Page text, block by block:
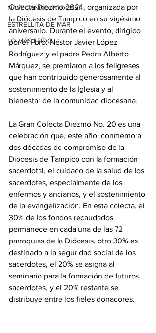
NAVEGANDO PODCAST
ESTRELLITA DE MAR
LO MÁS LEÍDO
Colecta Diezmo 2024, organizada por
la Diócesis de Tampico en su vigésimo
aniversario. Durante el evento, dirigido
por el Pbro. Néstor Javier López
Rodríguez y el padre Pedro Alberto
Márquez, se premiaron a los feligreses
que han contribuido generosamente al
sostenimiento de la Iglesia y al
bienestar de la comunidad diocesana.
La Gran Colecta Diezmo No. 20 es una
celebración que, este año, conmemora
dos décadas de compromiso de la
Diócesis de Tampico con la formación
sacerdotal, el cuidado de la salud de los
sacerdotes, especialmente de los
enfermos y ancianos, y el sostenimiento
de la evangelización. En esta colecta, el
30% de los fondos recaudados
permanece en cada una de las 72
parroquias de la Diócesis, otro 30% es
destinado a la seguridad social de los
sacerdotes, el 20% se asigna al
seminario para la formación de futuros
sacerdotes, y el 20% restante se
distribuye entre los fieles donadores.